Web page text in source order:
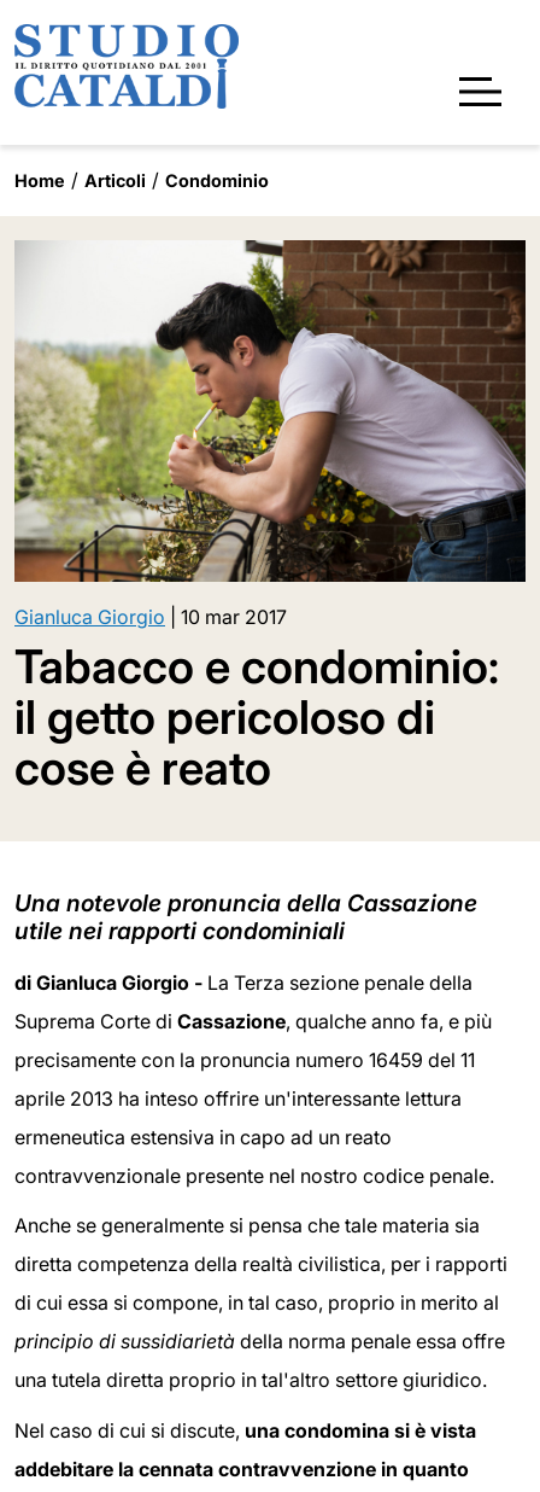
Home Articoli Condominio
Gianluca Giorgio 10 mar 2017
Tabacco e condominio:
il getto pericoloso di
cose è reato
Una notevole pronuncia della Cassazione
utile nei rapporti condominiali
di Gianluca Giorgio - La Terza sezione penale della
Suprema Corte di Cassazione, qualche anno fa, e più
precisamente con la pronuncia numero 16459 del 11
aprile 2013 ha inteso offrire un'interessante lettura
ermeneutica estensiva in capo ad un reato
contravvenzionale presente nel nostro codice penale.
Anche se generalmente si pensa che tale materia sia
diretta competenza della realtà civilistica, per i rapporti
di cui essa si compone, in tal caso, proprio in merito al
principio di sussidiarietà della norma penale essa offre
una tutela diretta proprio in tal'altro settore giuridico.
Nel caso di cui si discute, una condomina si è vista
addebitare la cennata contravvenzione in quanto